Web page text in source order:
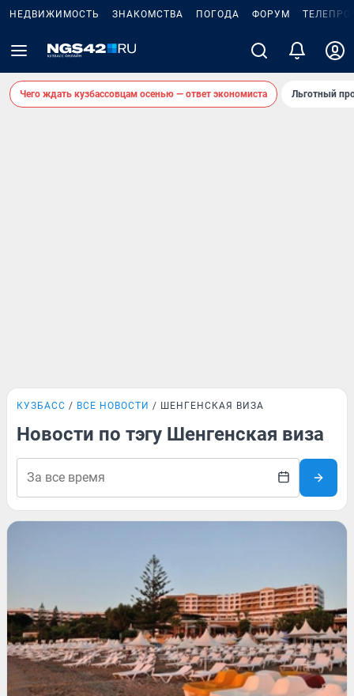
НЕДВИЖИМОСТЬ ЗНАКОМСТВА ПОГОДА ФОРУМ
Чего ждать кузбассовцам осенью — ответ экономиста Льготный
КУЗБАСС ВСЕ НОВОСТИ ШЕНГЕНСКАЯ ВИЗА
Новости по тэгу Шенгенская виза